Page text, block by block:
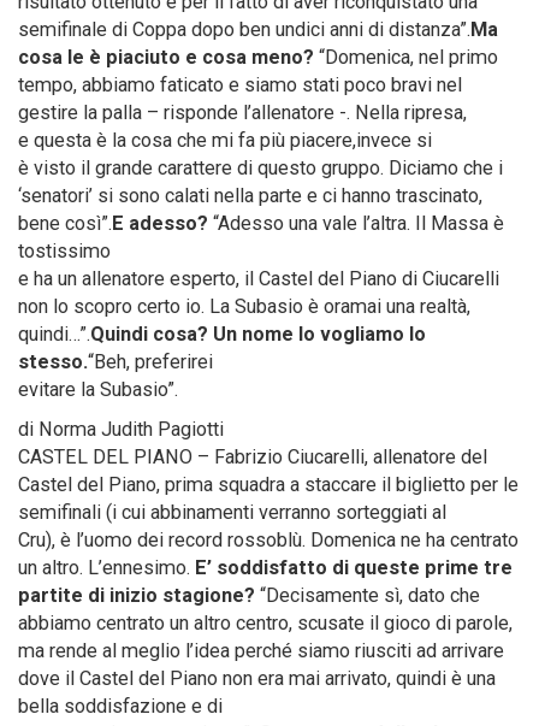
semifinale di Coppa dopo ben undici anni di distanza”.Ma
cosa le è piaciuto e cosa meno? “Domenica, nel primo
tempo, abbiamo faticato e siamo stati poco bravi nel
gestire la palla – risponde l’allenatore -. Nella ripresa,
e questa è la cosa che mi fa più piacere,invece si
è visto il grande carattere di questo gruppo. Diciamo che i
‘senatori’ si sono calati nella parte e ci hanno trascinato,
bene così”.E adesso? “Adesso una vale l’altra. Il Massa è
tostissimo
e ha un allenatore esperto, il Castel del Piano di Ciucarelli
non lo scopro certo io. La Subasio è oramai una realtà,
quindi…”.Quindi cosa? Un nome lo vogliamo lo
stesso.“Beh, preferirei
evitare la Subasio”.
di Norma Judith Pagiotti
CASTEL DEL PIANO – Fabrizio Ciucarelli, allenatore del
Castel del Piano, prima squadra a staccare il biglietto per le
semifinali (i cui abbinamenti verranno sorteggiati al
Cru), è l’uomo dei record rossoblù. Domenica ne ha centrato
un altro. L’ennesimo. E’ soddisfatto di queste prime tre
partite di inizio stagione? “Decisamente sì, dato che
abbiamo centrato un altro centro, scusate il gioco di parole,
ma rende al meglio l’idea perché siamo riusciti ad arrivare
dove il Castel del Piano non era mai arrivato, quindi è una
bella soddisfazione e di